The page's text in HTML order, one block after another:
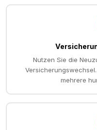
Nutzen Sie die
mehrere